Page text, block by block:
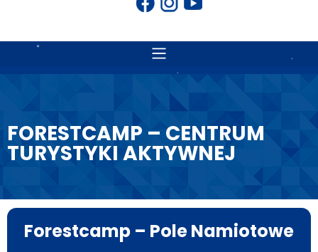
FORESTCAMP – CENTRUM
TURYSTYKI AKTYWNEJ
Forestcamp – Pole Namiotowe